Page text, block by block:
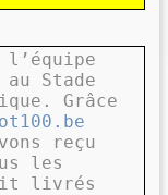
Stade
Grâce
reçu
les
livrés